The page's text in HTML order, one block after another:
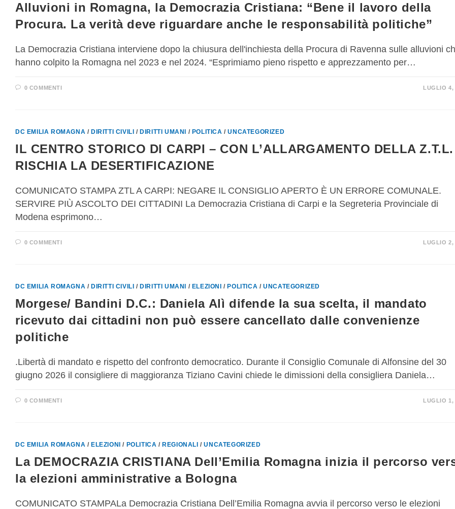
Alluvioni in Romagna, la Democrazia Cristiana: “Bene il lavoro della
Procura. La verità deve riguardare anche le responsabilità politiche”
La Democrazia Cristiana interviene dopo la chiusura dell'inchiesta della Procura di Ravenna sulle alluvioni
hanno colpito la Romagna nel 2023 e nel 2024. “Esprimiamo pieno rispetto e apprezzamento per…
0 COMMENTI LUGLIO 4,
DC EMILIA ROMAGNA / DIRITTI CIVILI / DIRITTI UMANI / POLITICA /UNCATEGORIZED
IL CENTRO STORICO DI CARPI – CON L’ALLARGAMENTO DELLA
RISCHIA LA DESERTIFICAZIONE
COMUNICATO STAMPA ZTL A CARPI: NEGARE IL CONSIGLIO APERTO È UN ERRORE COMUNALE.
SERVIRE PIÙ ASCOLTO DEI CITTADINI La Democrazia Cristiana di Carpi e la Segreteria Provinciale di
Modena esprimono…
0 COMMENTI LUGLIO 2,
DC EMILIA ROMAGNA / DIRITTI CIVILI / DIRITTI UMANI / ELEZIONI / POLITICA /UNCATEGORIZED
Morgese/ Bandini D.C.: Daniela Alì difende la sua scelta, il mandato
ricevuto dai cittadini non può essere cancellato dalle convenienze
politiche
.Libertà di mandato e rispetto del confronto democratico. Durante il Consiglio Comunale di Alfonsine del 30
giugno 2026 il consigliere di maggioranza Tiziano Cavini chiede le dimissioni della consigliera Daniela…
0 COMMENTI LUGLIO 1,
DC EMILIA ROMAGNA / ELEZIONI / POLITICA / REGIONALI /UNCATEGORIZED
La DEMOCRAZIA CRISTIANA Dell’Emilia Romagna inizia il percorso
la elezioni amministrative a Bologna
COMUNICATO STAMPALa Democrazia Cristiana Dell’Emilia Romagna avvia il percorso verso le elezioni